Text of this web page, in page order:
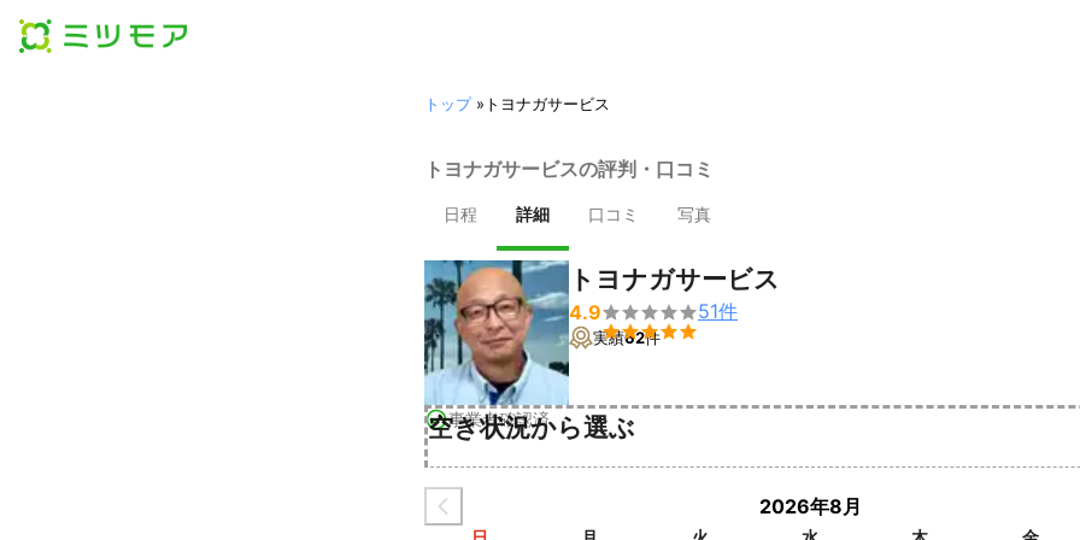
トップ» トヨナガサービス
トヨナガサービスの評判・口コミ
日程 詳細 口コミ 写真
事業者確認済
トヨナガサービス
4.9

51件
実績62件
空き状況から選ぶ
2026年8月